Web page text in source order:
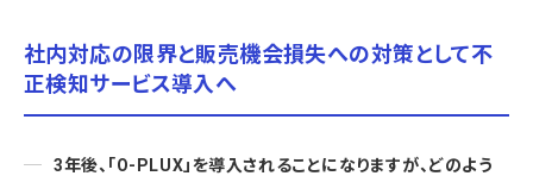
社内対応の限界と販売機会損失への対策として不
正検知サービス導入へ
3年後、「O-PLUX」を導入されることになりますが、どのよう